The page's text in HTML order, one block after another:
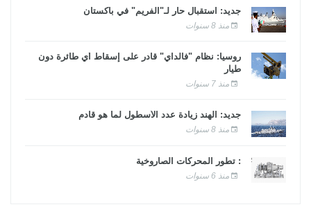
جديد: استقبال حار لـ"الفريم" في باكستان
منذ 8 سنوات
روسيا: نظام "فالداي" قادر على إسقاط أي طائرة دون
طيار
منذ 7 سنوات
جديد: الهند زيادة عدد الأسطول لما هو قادم
منذ 8 سنوات
: تطور المحركات الصاروخية
منذ 6 سنوات